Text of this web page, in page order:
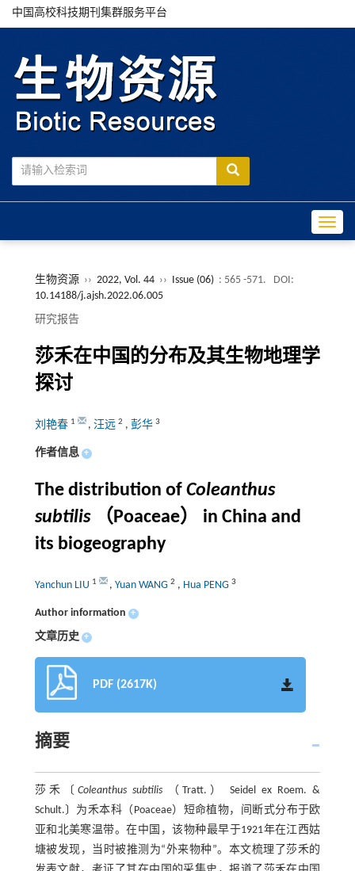
中国高校科技期刊集群服务平台
生物资源 ›› 2022, Vol. 44 ›› Issue (06) : 565 -571.
DOI:
10.14188/j.ajsh.2022.06.005
研究报告
莎禾在中国的分布及其生物地理学
探讨
刘艳春 1 , 汪远 2 , 彭华 3
作者信息 +
The distribution of Coleanthus
subtilis（Poaceae） in China and
its biogeography
Yanchun LIU 1 , Yuan WANG 2 , Hua PENG 3
Author information +
文章历史 +
PDF (2617K)
摘要
莎禾〔 Coleanthus subtilis（Tratt.） Seidel ex Roem. &
Schult.〕为禾本科（Poaceae）短命植物，间断式分布于欧
亚和北美寒温带。在中国，该物种最早于1921年在江西姑
塘被发现，当时被推测为“外来物种”。本文梳理了莎禾的